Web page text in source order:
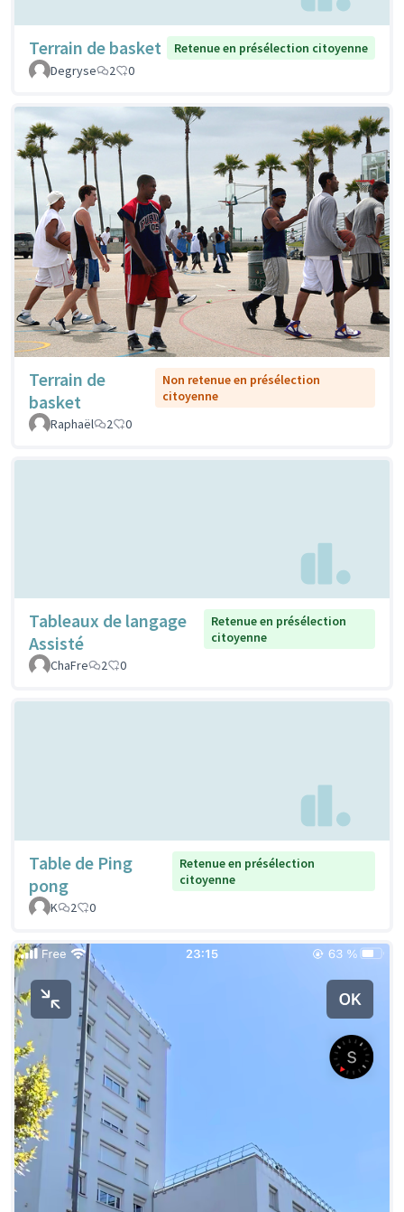
Terrain de basket
Retenue en présélection citoyenne
Degryse
2 0
Terrain de
basket
Non retenue en présélection
citoyenne
Raphaël
2 0
Tableaux de langage
Assisté
Retenue en présélection
citoyenne
ChaFre
2 0
Table de Ping
pong
Retenue en présélection
citoyenne
K
2 0